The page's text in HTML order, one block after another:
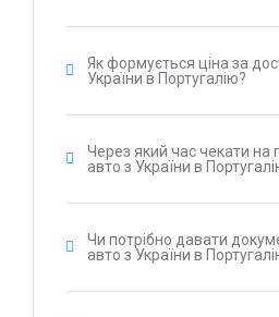
Як формується ціна за
України в Португалію?
Через який час чекати на
авто з України в
Чи потрібно давати
авто з України в